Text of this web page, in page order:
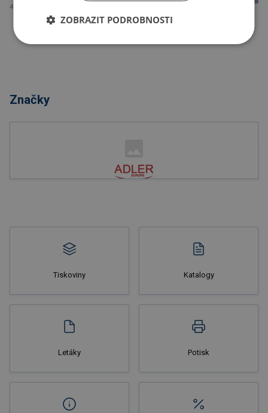
415.62 Kč s DPH
Značky
Tiskoviny Katalogy
Letáky Potisk
ZOBRAZIT PODROBNOSTI